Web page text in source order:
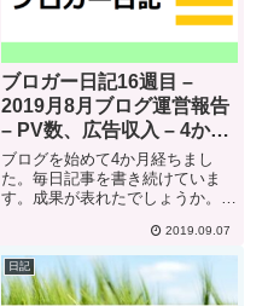
ブロガー日記16週目 –
2019月8月ブログ運営報告
– PV数、広告収入 – 4か月
目でどうなったか
ブログを始めて4か月経ちまし
た。毎日記事を書き続けていま
す。成果が表れたでしょうか。で
たいと思います。2019月8月運営
報告 -PV数、広告収入 訪問回数
アドセンス広告収入5月266無し6
月12301317月2...
2019.09.07
日記